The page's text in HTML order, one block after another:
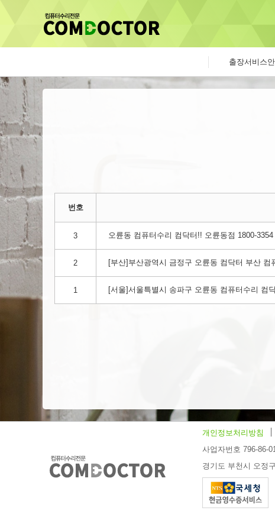
출장서비스
번호
3 오륜동 컴퓨터수리 컴닥터!! 오륜동점 1800-3354​​​​​​​​​​​​​​​​​​​​​​​​​​​​​​​
2 [부산]부산광역시 금정구 오륜동 컴닥터 부산 컴
1 [서울]서울특별시 송파구 오륜동 컴퓨터수리 컴
개인정보처리방침
사업자번호 796-86-
경기도 부천시 오정